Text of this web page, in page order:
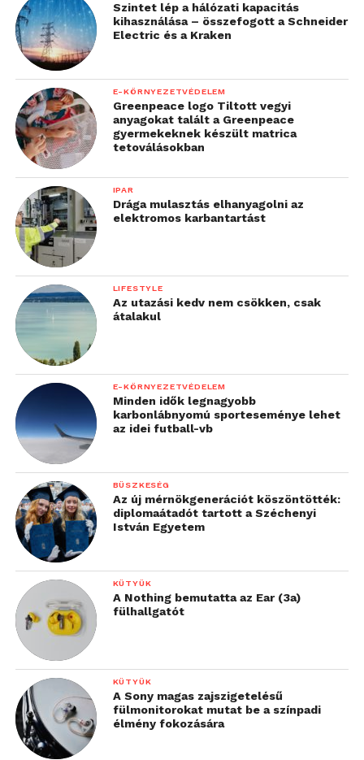
Szintet lép a hálózati kapacitás
kihasználása – összefogott a Schneider
Electric és a Kraken
E-KÖRNYEZETVÉDELEM
Greenpeace logo Tiltott vegyi
anyagokat talált a Greenpeace
gyermekeknek készült matrica
tetoválásokban
IPAR
Drága mulasztás elhanyagolni az
elektromos karbantartást
LIFESTYLE
Az utazási kedv nem csökken, csak
átalakul
E-KÖRNYEZETVÉDELEM
Minden idők legnagyobb
karbonlábnyomú sporteseménye lehet
az idei futball-vb
BÜSZKESÉG
Az új mérnökgenerációt köszöntötték:
diplomaátadót tartott a Széchenyi
István Egyetem
KÜTYÜK
A Nothing bemutatta az Ear (3a)
fülhallgatót
KÜTYÜK
A Sony magas zajszigetelésű
fülmonitorokat mutat be a színpadi
élmény fokozására